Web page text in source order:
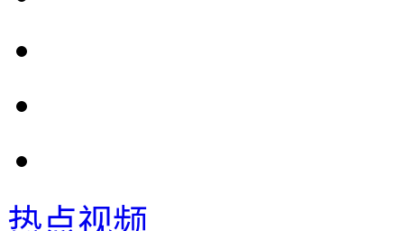
热点视频